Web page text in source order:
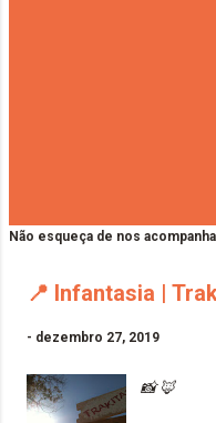
Não esqueça de nos
📍 Infantasia |
- dezembro 27, 2019
📸 🦊